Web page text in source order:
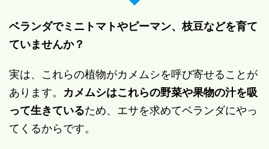
ベランダでミニトマトやピーマン、枝豆などを育て
ていませんか？
実は、これらの植物がカメムシを呼び寄せることが
あります。 カメムシはこれらの野菜や果物の汁を吸
って生きているため、エサを求めてベランダにやっ
てくるからです。